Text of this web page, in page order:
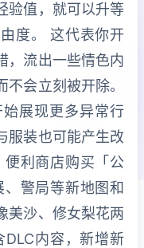
验值，就可以升等
度。 这代表你开
，流出一些情色内
会立刻被开除。
展现更多异常行
服装也可能产生改
利商店购买「公
警局等新地图和
美沙、修女梨花两
内容，新增新